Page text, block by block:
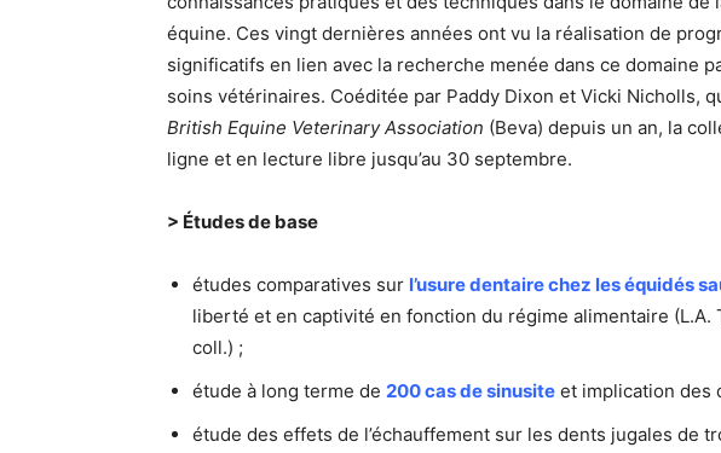
équine. Ces vingt dernières années ont vu la réalisation de
significatifs en lien avec la recherche menée dans ce domaine
soins vétérinaires. Coéditée par Paddy Dixon et Vicki Nicholls,
British Equine Veterinary Association (Beva) depuis un an, la
ligne et en lecture libre jusqu’au 30 septembre.
> Études de base
études comparatives sur l’usure dentaire chez les équidés
liberté et en captivité en fonction du régime alimentaire (L.A.
coll.) ;
étude à long terme de 200 cas de sinusite et implication des
étude des effets de l’échauffement sur les dents jugales de